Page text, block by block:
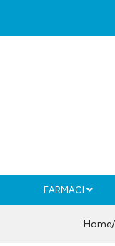
FARMACI
Home